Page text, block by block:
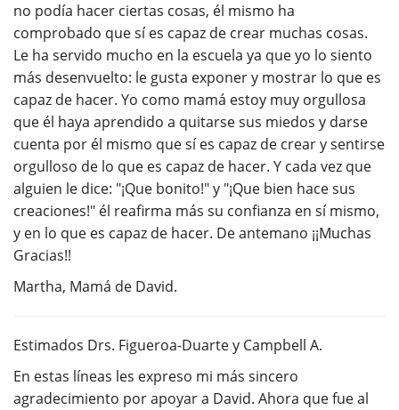
no podía hacer ciertas cosas, él mismo ha
comprobado que sí es capaz de crear muchas cosas.
Le ha servido mucho en la escuela ya que yo lo siento
más desenvuelto: le gusta exponer y mostrar lo que es
capaz de hacer. Yo como mamá estoy muy orgullosa
que él haya aprendido a quitarse sus miedos y darse
cuenta por él mismo que sí es capaz de crear y sentirse
orgulloso de lo que es capaz de hacer. Y cada vez que
alguien le dice: "¡Que bonito!" y "¡Que bien hace sus
creaciones!" él reafirma más su confianza en sí mismo,
y en lo que es capaz de hacer. De antemano ¡¡Muchas
Gracias!!
Martha, Mamá de David.
Estimados Drs. Figueroa-Duarte y Campbell A.
En estas líneas les expreso mi más sincero
agradecimiento por apoyar a David. Ahora que fue al